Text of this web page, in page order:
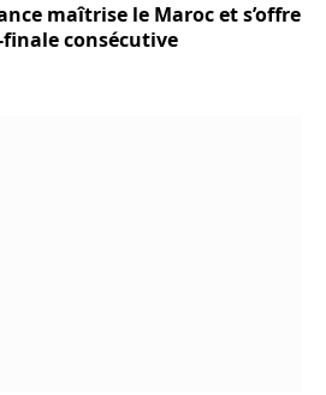
maîtrise le Maroc et s’offre
consécutive